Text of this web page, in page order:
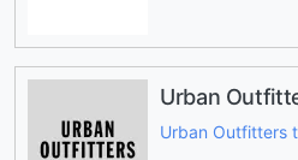
Urban
Urban Outfitters